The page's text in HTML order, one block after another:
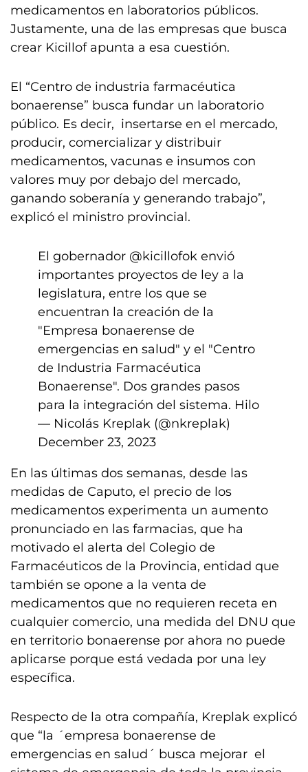
medicamentos en laboratorios públicos.
Justamente, una de las empresas que busca
crear Kicillof apunta a esa cuestión.
El “Centro de industria farmacéutica
bonaerense” busca fundar un laboratorio
público. Es decir, insertarse en el mercado,
producir, comercializar y distribuir
medicamentos, vacunas e insumos con
valores muy por debajo del mercado,
ganando soberanía y generando trabajo”,
explicó el ministro provincial.
El gobernador @kicillofok envió
importantes proyectos de ley a la
legislatura, entre los que se
encuentran la creación de la
"Empresa bonaerense de
emergencias en salud" y el "Centro
de Industria Farmacéutica
Bonaerense". Dos grandes pasos
para la integración del sistema. Hilo
— Nicolás Kreplak (@nkreplak)
December 23, 2023
En las últimas dos semanas, desde las
medidas de Caputo, el precio de los
medicamentos experimenta un aumento
pronunciado en las farmacias, que ha
motivado el alerta del Colegio de
Farmacéuticos de la Provincia, entidad que
también se opone a la venta de
medicamentos que no requieren receta en
cualquier comercio, una medida del DNU que
en territorio bonaerense por ahora no puede
aplicarse porque está vedada por una ley
específica.
Respecto de la otra compañía, Kreplak explicó
que “la ´empresa bonaerense de
emergencias en salud´ busca mejorar el